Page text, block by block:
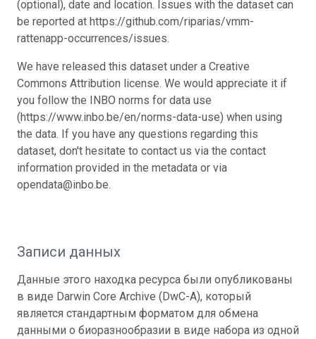
(optional), date and location. Issues with the dataset can
be reported at https://github.com/riparias/vmm-
rattenapp-occurrences/issues.
We have released this dataset under a Creative
Commons Attribution license. We would appreciate it if
you follow the INBO norms for data use
(https://www.inbo.be/en/norms-data-use) when using
the data. If you have any questions regarding this
dataset, don't hesitate to contact us via the contact
information provided in the metadata or via
opendata@inbo.be.
Записи данных
Данные этого находка ресурса были опубликованы
в виде Darwin Core Archive (DwC-A), который
является стандартным форматом для обмена
данными о биоразнообразии в виде набора из одной